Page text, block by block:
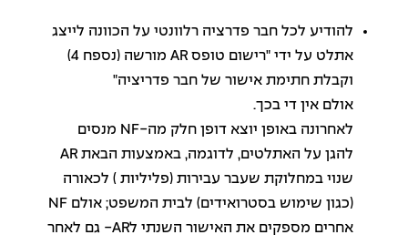
להודיע לכל חבר פדרציה רלוונטי על הכוונה לייצג
אתלט על ידי "רישום טופס AR מורשה (נספח 4)
וקבלת חתימת אישור של חבר פדריציה"
אולם אין די בכך.
לאחרונה באופן יוצא דופן חלק מה-NF מנסים
להגן על האתלטים, לדוגמה, באמצעות הבאת AR
שנוי במחלוקת שעבר עבירות (פליליות ) לכאורה
(כגון שימוש בסטרואידים) לבית המשפט; אולם NF
אחרים מספקים את האישור השנתי לAR- גם לאחר